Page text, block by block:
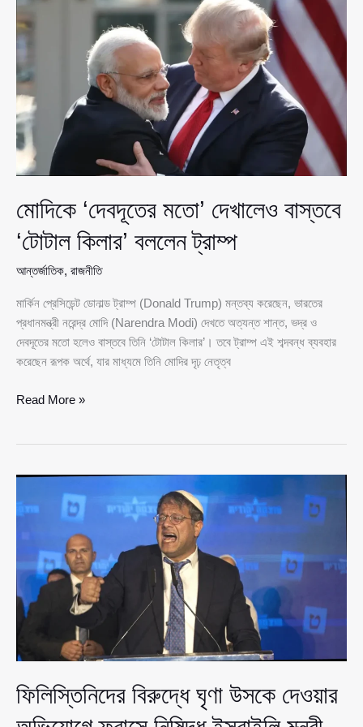
জানালেন
প্যারাগুয়ের
কাসেরেস
মোদিকে ‘দেবদূতের মতো’ দেখালেও বাস্তবে
‘টোটাল কিলার’ বললেন ট্রাম্প
আন্তর্জাতিক, রাজনীতি
মার্কিন প্রেসিডেন্ট ডোনাল্ড ট্রাম্প (Donald Trump) মন্তব্য করেছেন, ভারতের
প্রধানমন্ত্রী নরেন্দ্র মোদি (Narendra Modi) দেখতে অত্যন্ত শান্ত, ভদ্র ও
দেবদূতের মতো হলেও বাস্তবে তিনি ‘টোটাল কিলার’। তবে ট্রাম্প এই শব্দবন্ধ ব্যবহার
করেছেন রূপক অর্থে, যার মাধ্যমে তিনি মোদির দৃঢ় নেতৃত্ব
মোদিকে
বাস্তবে
কিলার’
Read More »
ফিলিস্তিনিদের বিরুদ্ধে ঘৃণা উসকে দেওয়ার